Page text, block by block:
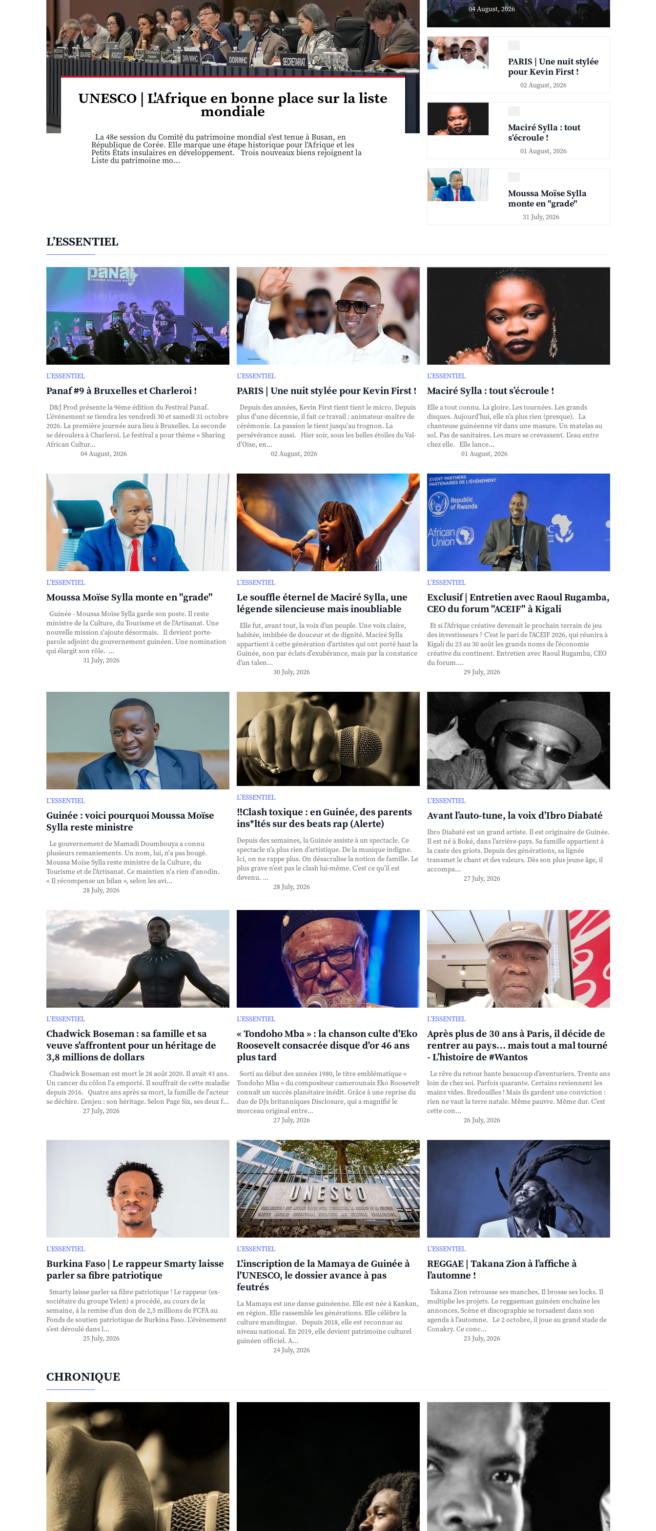
UNESCO | L'Afrique en bonne place sur la liste
mondiale
La 48e session du Comité du patrimoine mondial s'est tenue à Busan, en
République de Corée. Elle marque une étape historique pour l'Afrique et les
Petits États insulaires en développement. Trois nouveaux biens rejoignent la
Liste du patrimoine mo...
04 August, 2026
PARIS | Une nuit stylée
pour Kevin First !
02 August, 2026
Maciré Sylla : tout
s’écroule !
01 August, 2026
Moussa Moïse Sylla
monte en "grade"
31 July, 2026
L’ESSENTIEL
L’ESSENTIEL
Panaf #9 à Bruxelles et Charleroi !
D&J Prod présente la 9ème édition du Festival Panaf.
L’événement se tiendra les vendredi 30 et samedi 31 octobre
2026. La première journée aura lieu à Bruxelles. La seconde
se déroulera à Charleroi. Le festival a pour thème « Sharing
African Cultur...
04 August, 2026
L’ESSENTIEL
PARIS | Une nuit stylée pour Kevin First !
Depuis des années, Kevin First tient tient le micro. Depuis
plus d'une décennie, il fait ce travail : animateur-maître de
cérémonie. La passion le tient jusqu'au trognon. La
persévérance aussi. Hier soir, sous les belles étoiles du Val-
d'Oise, en...
02 August, 2026
L’ESSENTIEL
Maciré Sylla : tout s’écroule !
Elle a tout connu. La gloire. Les tournées. Les grands
disques. Aujourd’hui, elle n’a plus rien (presque). La
chanteuse guinéenne vit dans une masure. Un matelas au
sol. Pas de sanitaires. Les murs se crevassent. L'eau entre
chez elle. Elle lance...
01 August, 2026
L’ESSENTIEL
Moussa Moïse Sylla monte en "grade"
Guinée - Moussa Moïse Sylla garde son poste. Il reste
ministre de la Culture, du Tourisme et de l'Artisanat. Une
nouvelle mission s'ajoute désormais. Il devient porte-
parole adjoint du gouvernement guinéen. Une nomination
qui élargit son rôle. ...
31 July, 2026
L’ESSENTIEL
Le souffle éternel de Maciré Sylla, une
légende silencieuse mais inoubliable
Elle fut, avant tout, la voix d’un peuple. Une voix claire,
habitée, imbibée de douceur et de dignité. Maciré Sylla
appartient à cette génération d’artistes qui ont porté haut la
Guinée, non par éclats d’exubérance, mais par la constance
d’un talen...
30 July, 2026
L’ESSENTIEL
Exclusif | Entretien avec Raoul Rugamba,
CEO du forum "ACEIF" à Kigali
Et si l'Afrique créative devenait le prochain terrain de jeu
des investisseurs ? C'est le pari de l'ACEIF 2026, qui réunira à
Kigali du 23 au 30 août les grands noms de l'économie
créative du continent. Entretien avec Raoul Rugamba, CEO
du forum....
29 July, 2026
L’ESSENTIEL
Guinée : voici pourquoi Moussa Moïse
Sylla reste ministre
Le gouvernement de Mamadi Doumbouya a connu
plusieurs remaniements. Un nom, lui, n'a pas bougé.
Moussa Moïse Sylla reste ministre de la Culture, du
Tourisme et de l'Artisanat. Ce maintien n'a rien d'anodin.
« Il récompense un bilan », selon les avi...
28 July, 2026
L’ESSENTIEL
‼️Clash toxique : en Guinée, des parents
ins*ltés sur des beats rap (Alerte)
Depuis des semaines, la Guinée assiste à un spectacle. Ce
spectacle n’a plus rien d’artistique. De la musique indigne.
Ici, on ne rappe plus. On désacralise la notion de famille. Le
plus grave n’est pas le clash lui-même. C’est ce qu’il est
devenu. ...
28 July, 2026
L’ESSENTIEL
Avant l’auto-tune, la voix d’Ibro Diabaté
Ibro Diabaté est un grand artiste. Il est originaire de Guinée.
Il est né à Boké, dans l’arrière-pays. Sa famille appartient à
la caste des griots. Depuis des générations, sa lignée
transmet le chant et des valeurs. Dès son plus jeune âge, il
accompa...
27 July, 2026
L’ESSENTIEL
Chadwick Boseman : sa famille et sa
veuve s'affrontent pour un héritage de
3,8 millions de dollars
Chadwick Boseman est mort le 28 août 2020. Il avait 43 ans.
Un cancer du côlon l'a emporté. Il souffrait de cette maladie
depuis 2016. Quatre ans après sa mort, la famille de l'acteur
se déchire. L'enjeu : son héritage. Selon Page Six, ses deux f...
27 July, 2026
L’ESSENTIEL
« Tondoho Mba » : la chanson culte d'Eko
Roosevelt consacrée disque d'or 46 ans
plus tard
Sorti au début des années 1980, le titre emblématique «
Tondoho Mba » du compositeur camerounais Eko Roosevelt
connaît un succès planétaire inédit. Grâce à une reprise du
duo de DJs britanniques Disclosure, qui a magnifié le
morceau original entre...
27 July, 2026
L’ESSENTIEL
Après plus de 30 ans à Paris, il décide de
rentrer au pays… mais tout a mal tourné
- L’histoire de #Wantos
Le rêve du retour hante beaucoup d’aventuriers. Trente ans
loin de chez soi. Parfois quarante. Certains reviennent les
mains vides. Bredouilles ! Mais ils gardent une conviction :
rien ne vaut la terre natale. Même pauvre. Même dur. C’est
cette con...
26 July, 2026
L’ESSENTIEL
Burkina Faso | Le rappeur Smarty laisse
parler sa fibre patriotique
Smarty laisse parler sa fibre patriotique ! Le rappeur (ex-
sociétaire du groupe Yelen) a procédé, au cours de la
semaine, à la remise d’un don de 2,5 millions de FCFA au
Fonds de soutien patriotique de Burkina Faso. L’évènement
s’est déroulé dans l...
25 July, 2026
L’ESSENTIEL
L'inscription de la Mamaya de Guinée à
l'UNESCO, le dossier avance à pas
feutrés
La Mamaya est une danse guinéenne. Elle est née à Kankan,
en région. Elle rassemble les générations. Elle célèbre la
culture mandingue. Depuis 2018, elle est reconnue au
niveau national. En 2019, elle devient patrimoine culturel
guinéen officiel. A...
24 July, 2026
L’ESSENTIEL
REGGAE | Takana Zion à l’affiche à
l’automne !
Takana Zion retrousse ses manches. Il brosse ses locks. Il
multiplie les projets. Le reggaeman guinéen enchaîne les
annonces. Scène et discographie se torsadent dans son
agenda à l’automne. Le 2 octobre, il joue au grand stade de
Conakry. Ce conc...
23 July, 2026
CHRONIQUE